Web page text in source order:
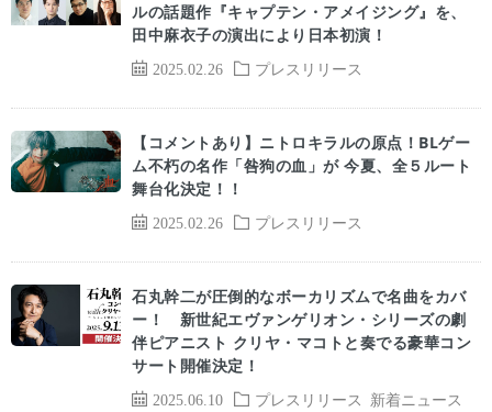
2025.02.26 プレスリリース
ルの話題作『キャプテン・アメイジング』を、
田中麻衣子の演出により日本初演！
2025.02.26 プレスリリース
【コメントあり】ニトロキラルの原点！BLゲー
ム不朽の名作「咎狗の血」が 今夏、全５ルート
舞台化決定！！
2025.06.10 プレスリリース 新着ニュース
石丸幹二が圧倒的なボーカリズムで名曲をカバ
ー！ 新世紀エヴァンゲリオン・シリーズの劇
伴ピアニスト クリヤ・マコトと奏でる豪華コン
サート開催決定！